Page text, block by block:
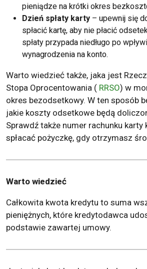
pieniądze na krótki okres
Dzień spłaty karty – upewnij się
spłacić kartę, aby nie płacić
spłaty przypada niedługo po
wynagrodzenia na konto.
Warto wiedzieć także, jaka jest
Stopa Oprocentowania ( RRSO) w
okres bezodsetkowy. W ten sposób
jakie koszty odsetkowe będą
Sprawdź także numer rachunku karty
spłacać pożyczkę, gdy otrzymasz
Warto wiedzieć
Całkowita kwota kredytu to suma
pieniężnych, które kredytodawca
podstawie zawartej umowy.